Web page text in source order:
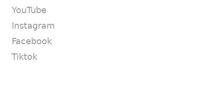
YouTube
Instagram
Facebook
Tiktok